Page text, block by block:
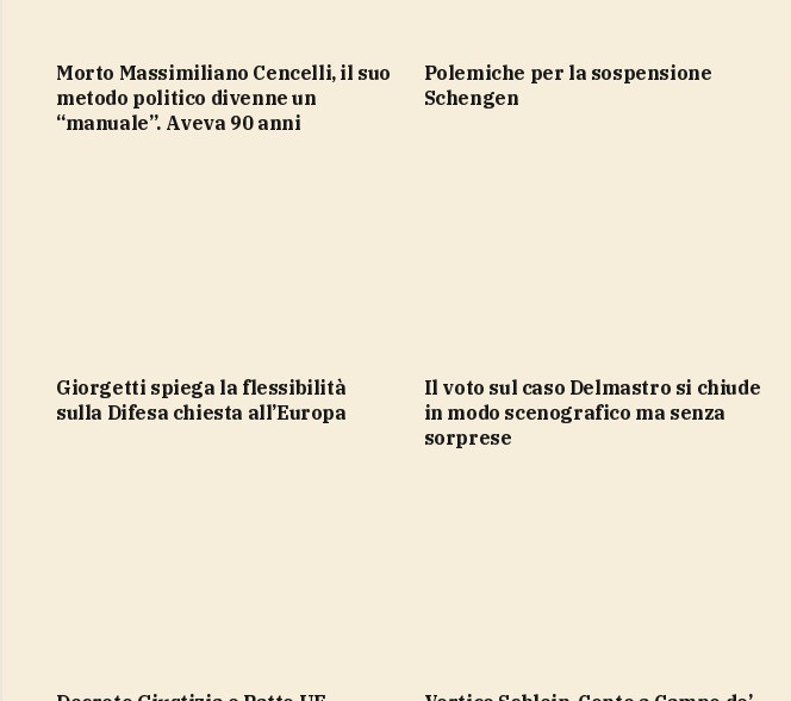
Morto Massimiliano Cencelli, il suo
metodo politico divenne un
“manuale”. Aveva 90 anni
polemiche per la sospensione
Schengen
Giorgetti spiega la flessibilità
sulla Difesa chiesta all’Europa
Il voto sul caso Delmastro si chiude
in modo scenografico ma senza
sorprese